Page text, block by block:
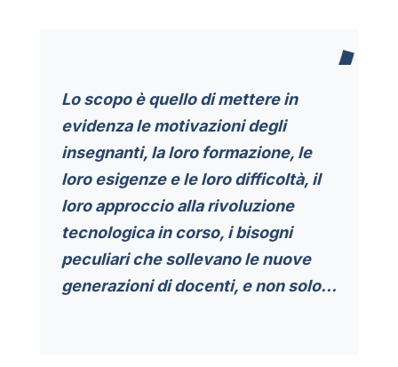
Lo scopo è quello di mettere in
evidenza le motivazioni degli
insegnanti, la loro formazione, le
loro esigenze e le loro difficoltà, il
loro approccio alla rivoluzione
tecnologica in corso, i bisogni
peculiari che sollevano le nuove
generazioni di docenti, e non solo…